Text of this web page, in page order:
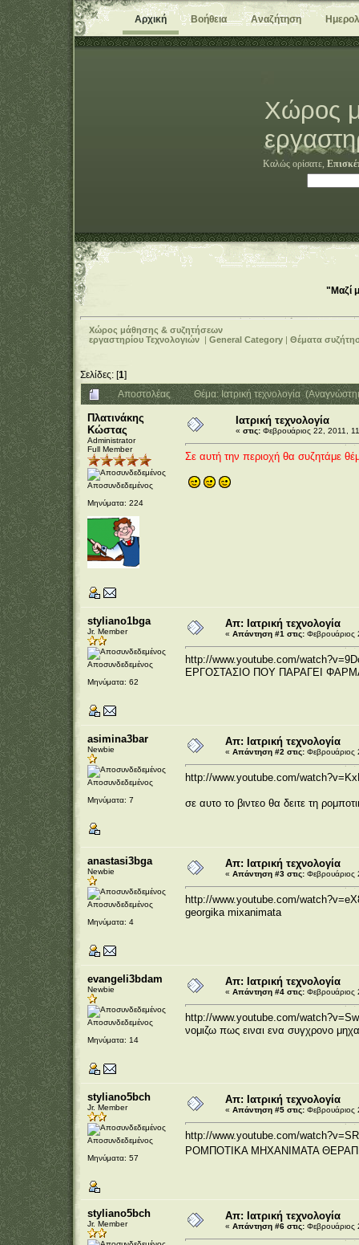
Αρχική Βοήθεια Αναζήτηση
Χώρος
Καλώς ορίσατε,
"Μαζί
Χώρος μάθησης & συζητήσεων
εργαστηρίου Τεχνολογιών |General Category |Θέματα
Σελίδες: [1]
Αποστολέας
Θέμα: Ιατρική τεχνολογία
Πλατινάκης
Κώστας
Administrator
Full Member
Αποσυνδεδεμένος
Μηνύματα: 224
Ιατρική τεχνολογία
« στις:Φεβρουάριος 22, 2011,
Σε αυτή την περιοχή θα συζητάμε
styliano1bga
Jr. Member
Αποσυνδεδεμένος
Μηνύματα: 62
Απ: Ιατρική τεχνολογία
« Απάντηση #1 στις:Φεβρουάριος
http://www.youtube.com/
ΕΡΓΟΣΤΑΣΙΟ ΠΟΥ ΠΑΡΑΓΕΙ
asimina3bar
Newbie
Αποσυνδεδεμένος
Μηνύματα: 7
Απ: Ιατρική τεχνολογία
« Απάντηση #2 στις:Φεβρουάριος
http://www.youtube.com/
σε αυτο το βιντεο θα δειτε τη
anastasi3bga
Newbie
Αποσυνδεδεμένος
Μηνύματα: 4
Απ: Ιατρική τεχνολογία
« Απάντηση #3 στις:Φεβρουάριος
http://www.youtube.com/
georgika mixanimata
evangeli3bdam
Newbie
Αποσυνδεδεμένος
Μηνύματα: 14
Απ: Ιατρική τεχνολογία
« Απάντηση #4 στις:Φεβρουάριος
http://www.youtube.com/
νομιζω πως ειναι ενα συγχρονο
styliano5bch
Jr. Member
Αποσυνδεδεμένος
Μηνύματα: 57
Απ: Ιατρική τεχνολογία
« Απάντηση #5 στις:Φεβρουάριος
http://www.youtube.com/
POMΠOTIKA MHXANIMATA
styliano5bch
Jr. Member
Απ: Ιατρική τεχνολογία
« Απάντηση #6 στις:Φεβρουάριος